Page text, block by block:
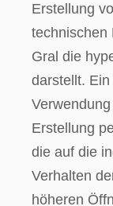
Erstellung
technischen
Gral die
darstellt.
Erstellung
die auf die
Verhalten
höheren